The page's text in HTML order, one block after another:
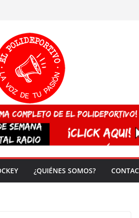
¿QUIÉNES SOMOS?